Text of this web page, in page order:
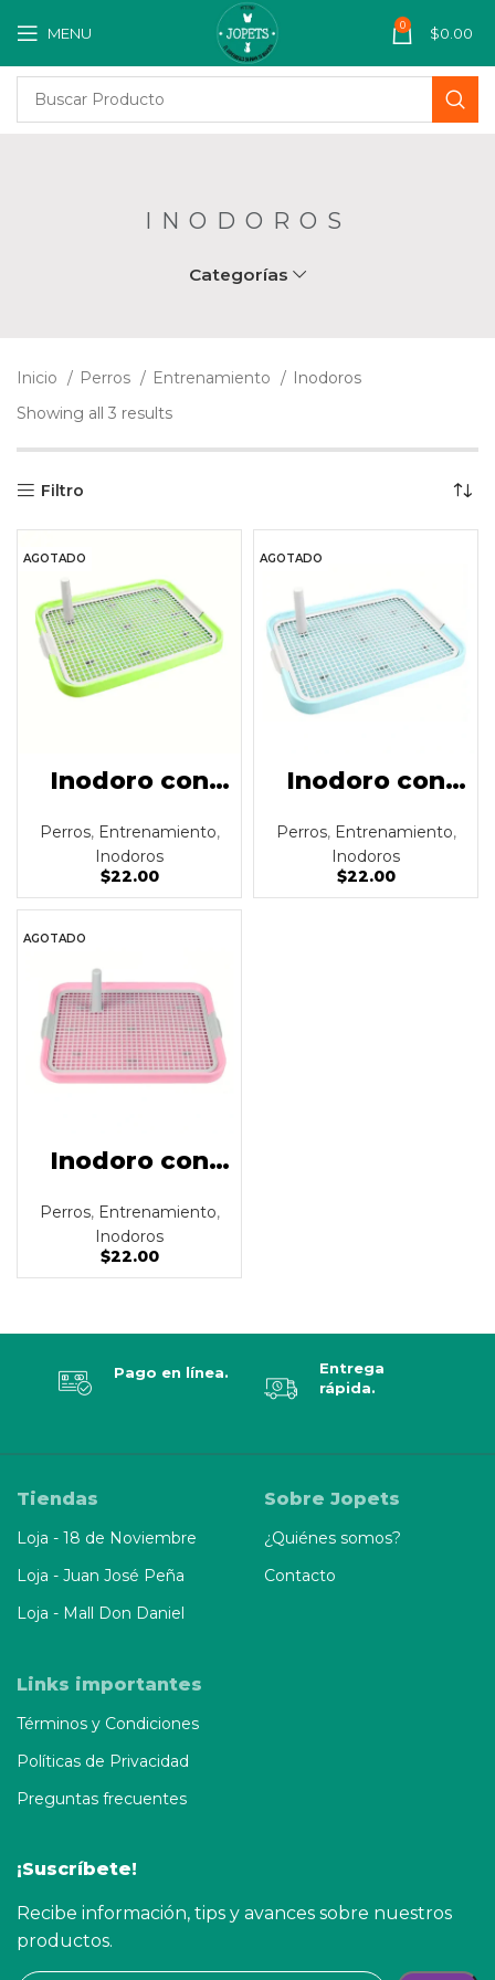
MENU 0 $0.00
INODOROS
Categorías
Inicio Perros Entrenamiento
Inodoros
Showing all 3 results
Filtro
AGOTADO
Inodoro con
para perro
Perros, Entrenamiento,
Inodoros
$22.00
AGOTADO
Inodoro con
para perro
celeste
Perros, Entrenamiento,
Inodoros
$22.00
AGOTADO
Inodoro con
para perro
rosado
Perros, Entrenamiento,
Inodoros
$22.00
Pago en línea.
Entrega
rápida.
Tiendas
Loja - 18 de Noviembre
Loja - Juan José Peña
Loja - Mall Don Daniel
Sobre Jopets
¿Quiénes somos?
Contacto
Links importantes
Términos y Condiciones
Políticas de Privacidad
Preguntas frecuentes
¡Suscríbete!
Recibe información, tips y avances sobre nuestros
productos.